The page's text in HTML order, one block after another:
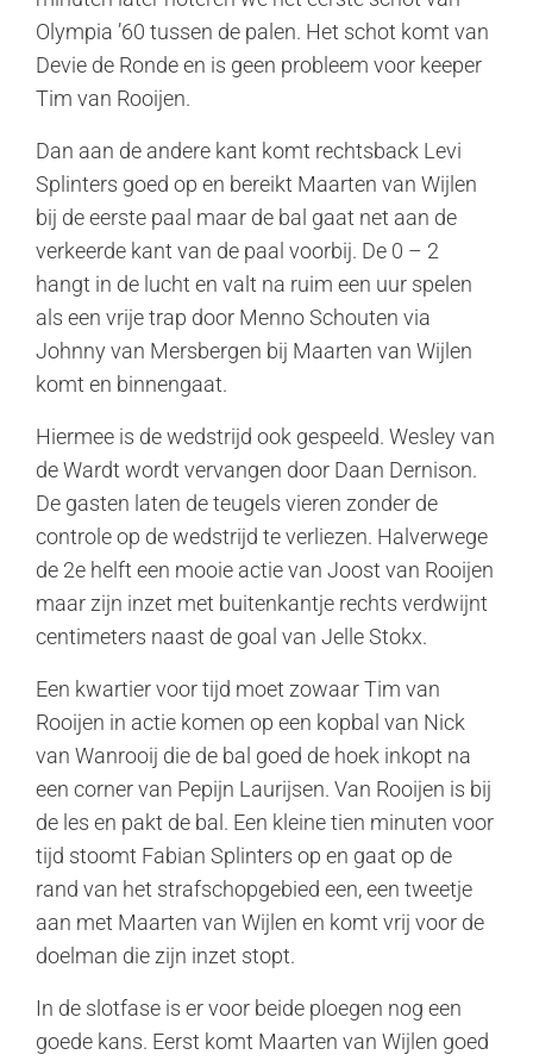
Olympia ’60 tussen de palen. Het schot komt van
Devie de Ronde en is geen probleem voor keeper
Tim van Rooijen.
Dan aan de andere kant komt rechtsback Levi
Splinters goed op en bereikt Maarten van Wijlen
bij de eerste paal maar de bal gaat net aan de
verkeerde kant van de paal voorbij. De 0 – 2
hangt in de lucht en valt na ruim een uur spelen
als een vrije trap door Menno Schouten via
Johnny van Mersbergen bij Maarten van Wijlen
komt en binnengaat.
Hiermee is de wedstrijd ook gespeeld. Wesley van
de Wardt wordt vervangen door Daan Dernison.
De gasten laten de teugels vieren zonder de
controle op de wedstrijd te verliezen. Halverwege
de 2e helft een mooie actie van Joost van Rooijen
maar zijn inzet met buitenkantje rechts verdwijnt
centimeters naast de goal van Jelle Stokx.
Een kwartier voor tijd moet zowaar Tim van
Rooijen in actie komen op een kopbal van Nick
van Wanrooij die de bal goed de hoek inkopt na
een corner van Pepijn Laurijsen. Van Rooijen is bij
de les en pakt de bal. Een kleine tien minuten voor
tijd stoomt Fabian Splinters op en gaat op de
rand van het strafschopgebied een, een tweetje
aan met Maarten van Wijlen en komt vrij voor de
doelman die zijn inzet stopt.
In de slotfase is er voor beide ploegen nog een
goede kans. Eerst komt Maarten van Wijlen goed